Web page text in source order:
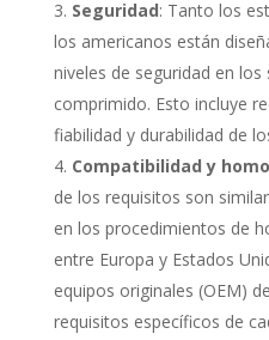
Seguridad: Tanto los
los americanos están
niveles de seguridad en
comprimido. Esto incluye
fiabilidad y durabilidad de
Compatibilidad y
de los requisitos son
en los procedimientos de
entre Europa y Estados
equipos originales (OEM)
requisitos específicos de